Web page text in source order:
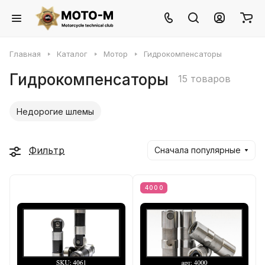
Главная Каталог Мотор Гидрокомпенсаторы
Гидрокомпенсаторы 15 товаров
Недорогие шлемы
Фильтр Сначала популярные
4000